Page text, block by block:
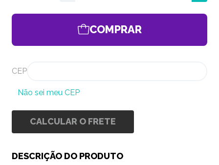
COMPRAR
CEP
Não sei meu CEP
CALCULAR O FRETE
DESCRIÇÃO DO PRODUTO